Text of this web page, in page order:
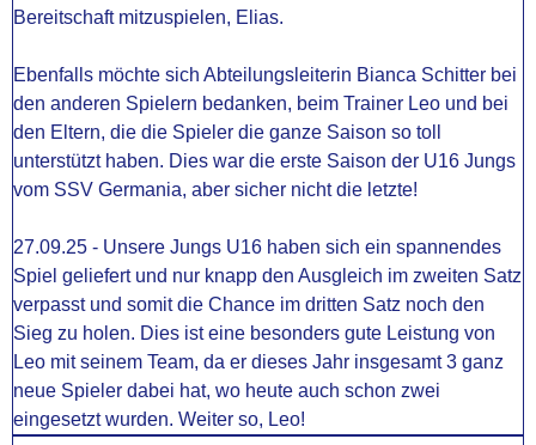
Bereitschaft mitzuspielen, Elias.
Ebenfalls möchte sich Abteilungsleiterin Bianca Schitter bei
den anderen Spielern bedanken, beim Trainer Leo und bei
den Eltern, die die Spieler die ganze Saison so toll
unterstützt haben. Dies war die erste Saison der U16 Jungs
vom SSV Germania, aber sicher nicht die letzte!
27.09.25 - Unsere Jungs U16 haben sich ein spannendes
Spiel geliefert und nur knapp den Ausgleich im zweiten Satz
verpasst und somit die Chance im dritten Satz noch den
Sieg zu holen. Dies ist eine besonders gute Leistung von
Leo mit seinem Team, da er dieses Jahr insgesamt 3 ganz
neue Spieler dabei hat, wo heute auch schon zwei
eingesetzt wurden. Weiter so, Leo!